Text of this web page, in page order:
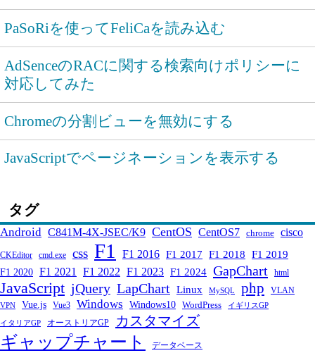
PaSoRiを使ってFeliCaを読み込む
AdSenceのRACに関する検索向けポリシーに
対応してみた
Chromeの分割ビューを無効にする
JavaScriptでページネーションを表示する
タグ
Android C841M-4X-JSEC/K9 CentOS CentOS7 chrome cisco
CKEditor cmd.exe css F1 F1 2016 F1 2017 F1 2018 F1 2019
F1 2020 F1 2021 F1 2022 F1 2023 F1 2024 GapChart html
JavaScript jQuery LapChart Linux MySQL php VLAN
VPN Vue.js Vue3 Windows Windows10 WordPress イギリスGP
イタリアGP オーストリアGP カスタマイズ
ギャップチャート データベース